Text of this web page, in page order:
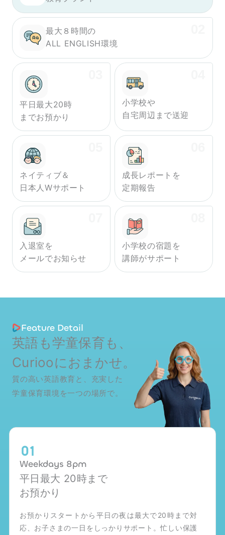
最大８時間の
ALL ENGLISH環境
平日最大20時
までお預かり
小学校や
自宅周辺まで送迎
ネイティブ＆
日本人Wサポート
成長レポートを
定期報告
入退室を
メールでお知らせ
小学校の宿題を
講師がサポート
Feature Detail
英語も学童保育も、
Curiooにおまかせ。
質の高い英語教育と、充実した
学童保育環境を一つの場所で。
Weekdays 8pm
平日最大 20時まで
お預かり
お預かりスタートから平日の夜は最大で20時まで対
応、お子さまの一日をしっかりサポート。忙しい保護